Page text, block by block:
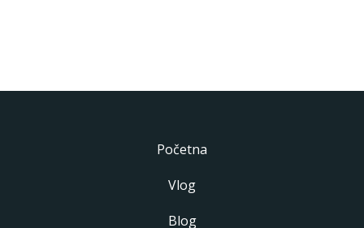
Početna
Vlog
Blog